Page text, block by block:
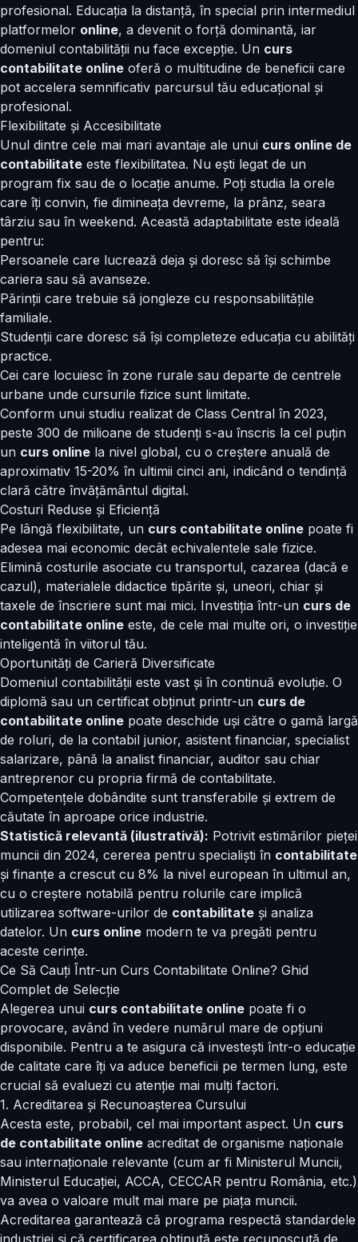
profesional. Educația la distanță, în special prin intermediul
platformelor online, a devenit o forță dominantă, iar
domeniul contabilității nu face excepție. Un curs
contabilitate online oferă o multitudine de beneficii care
pot accelera semnificativ parcursul tău educațional și
profesional.
Flexibilitate și Accesibilitate
Unul dintre cele mai mari avantaje ale unui curs online de
contabilitate este flexibilitatea. Nu ești legat de un
program fix sau de o locație anume. Poți studia la orele
care îți convin, fie dimineața devreme, la prânz, seara
târziu sau în weekend. Această adaptabilitate este ideală
pentru:
Persoanele care lucrează deja și doresc să își schimbe
cariera sau să avanseze.
Părinții care trebuie să jongleze cu responsabilitățile
familiale.
Studenții care doresc să își completeze educația cu abilități
practice.
Cei care locuiesc în zone rurale sau departe de centrele
urbane unde cursurile fizice sunt limitate.
Conform unui studiu realizat de Class Central în 2023,
peste 300 de milioane de studenți s-au înscris la cel puțin
un curs online la nivel global, cu o creștere anuală de
aproximativ 15-20% în ultimii cinci ani, indicând o tendință
clară către învățământul digital.
Costuri Reduse și Eficiență
Pe lângă flexibilitate, un curs contabilitate online poate fi
adesea mai economic decât echivalentele sale fizice.
Elimină costurile asociate cu transportul, cazarea (dacă e
cazul), materialele didactice tipărite și, uneori, chiar și
taxele de înscriere sunt mai mici. Investiția într-un curs de
contabilitate online este, de cele mai multe ori, o investiție
inteligentă în viitorul tău.
Oportunități de Carieră Diversificate
Domeniul contabilității este vast și în continuă evoluție. O
diplomă sau un certificat obținut printr-un curs de
contabilitate online poate deschide uși către o gamă largă
de roluri, de la contabil junior, asistent financiar, specialist
salarizare, până la analist financiar, auditor sau chiar
antreprenor cu propria firmă de contabilitate.
Competențele dobândite sunt transferabile și extrem de
căutate în aproape orice industrie.
Statistică relevantă (ilustrativă): Potrivit estimărilor pieței
muncii din 2024, cererea pentru specialiști în contabilitate
și finanțe a crescut cu 8% la nivel european în ultimul an,
cu o creștere notabilă pentru rolurile care implică
utilizarea software-urilor de contabilitate și analiza
datelor. Un curs online modern te va pregăti pentru
aceste cerințe.
Ce Să Cauți Într-un Curs Contabilitate Online? Ghid
Complet de Selecție
Alegerea unui curs contabilitate online poate fi o
provocare, având în vedere numărul mare de opțiuni
disponibile. Pentru a te asigura că investești într-o educație
de calitate care îți va aduce beneficii pe termen lung, este
crucial să evaluezi cu atenție mai mulți factori.
1. Acreditarea și Recunoașterea Cursului
Acesta este, probabil, cel mai important aspect. Un curs
de contabilitate online acreditat de organisme naționale
sau internaționale relevante (cum ar fi Ministerul Muncii,
Ministerul Educației, ACCA, CECCAR pentru România, etc.)
va avea o valoare mult mai mare pe piața muncii.
Acreditarea garantează că programa respectă standardele
industriei și că certificarea obținută este recunoscută de